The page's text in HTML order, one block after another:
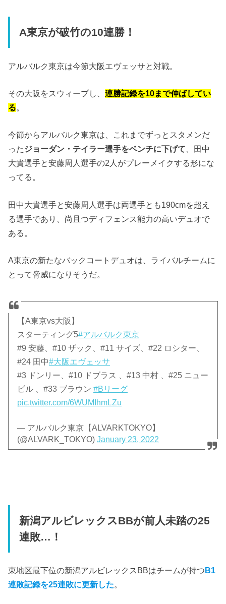
A東京が破竹の10連勝！
アルバルク東京は今節大阪エヴェッサと対戦。
その大阪をスウィープし、連勝記録を10まで伸ばしてい
る。
今節からアルバルク東京は、これまでずっとスタメンだ
ったジョーダン・テイラー選手をベンチに下げて 、田中
大貴選手と安藤周人選手の2人がプレーメイクする形にな
ってる。
田中大貴選手と安藤周人選手は両選手とも190cmを超え
る選手であり、尚且つディフェンス能力の高いデュオで
ある。
A東京の新たなバックコートデュオは、ライバルチームに
とって脅威になりそうだ。
【A東京vs大阪】
スターティング5#アルバルク東京
#9 安藤、#10 ザック、#11 サイズ、#22 ロシター、
#24 田中#大阪エヴェッサ
#3 ドンリー、#10 ドブラス 、#13 中村 、#25 ニュー
ビル 、#33 ブラウン#Bリーグ
pic.twitter.com/6WUMIhmLZu
— アルバルク東京【ALVARKTOKYO】
(@ALVARK_TOKYO)January 23, 2022
新潟アルビレックスBBが前人未踏の25
連敗…！
東地区最下位の新潟アルビレックスBBはチームが持つ B1
連敗記録を25連敗に更新した。